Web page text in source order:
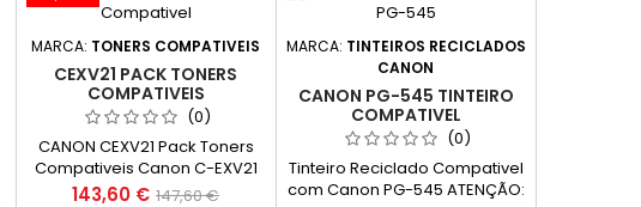
impressas e noutros
factores.)
MARCA: TONERS COMPATIVEIS
CEXV21 PACK TONERS
COMPATIVEIS
(0)
CANON CEXV21 Pack Toners
Compativeis Canon C-EXV21
Preço
143,60 € Preço
147,60 €
MARCA: TINTEIROS RECICLADOS
CANON
CANON PG-545 TINTEIRO
COMPATIVEL
(0)
Tinteiro Reciclado Compativel
com Canon PG-545 ATENÇÃO: